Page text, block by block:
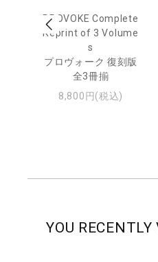
PROVOKE Complete
Reprint of 3 Volume
s
プロヴォーク 復刻版
全3冊揃
8,800円(税込)
YOU